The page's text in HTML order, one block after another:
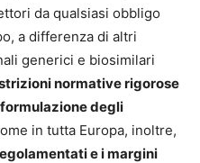
da qualsiasi obbligo
a differenza di altri
generici e biosimilari
normative rigorose
degli
in tutta Europa, inoltre,
e i margini